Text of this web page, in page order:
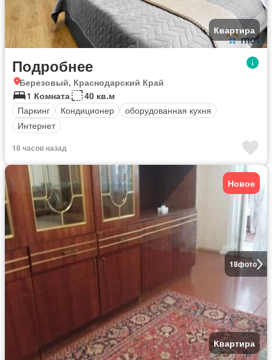
Квартира
Подробнее
Березовый, Краснодарский Край
1 Комната
40 кв.м
Паркинг
Кондиционер
оборудованная кухня
Интернет
16 часов назад
18фото
Новое
Квартира